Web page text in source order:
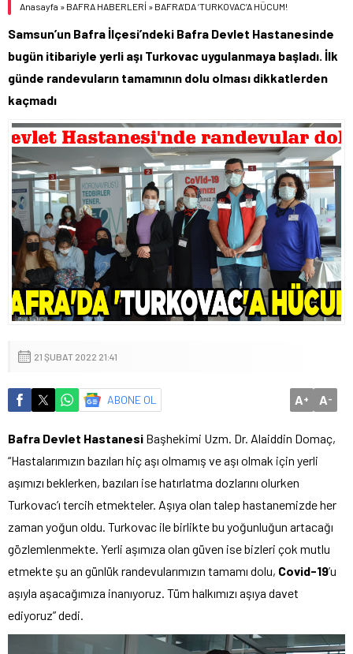
Anasayfa » BAFRA HABERLERİ » BAFRA’DA ‘TURKOVAC’A HÜCUM!
Samsun’un Bafra İlçesi’ndeki Bafra Devlet Hastanesinde
bugün itibariyle yerli aşı Turkovac uygulanmaya başladı. İlk
günde randevuların tamamının dolu olması dikkatlerden
kaçmadı
21 ŞUBAT 2022 21:41
ABONE OL A+ A-
Bafra Devlet Hastanesi Başhekimi Uzm. Dr. Alaiddin Domaç,
“Hastalarımızın bazıları hiç aşı olmamış ve aşı olmak için yerli
aşımızı beklerken, bazıları ise hatırlatma dozlarını olurken
Turkovac’ı tercih etmekteler. Aşıya olan talep hastanemizde her
zaman yoğun oldu. Turkovac ile birlikte bu yoğunluğun artacağı
gözlemlenmekte. Yerli aşımıza olan güven ise bizleri çok mutlu
etmekte şu an günlük randevularımızın tamamı dolu, Covid-19’u
aşıyla aşacağımıza inanıyoruz. Tüm halkımızı aşıya davet
ediyoruz” dedi.